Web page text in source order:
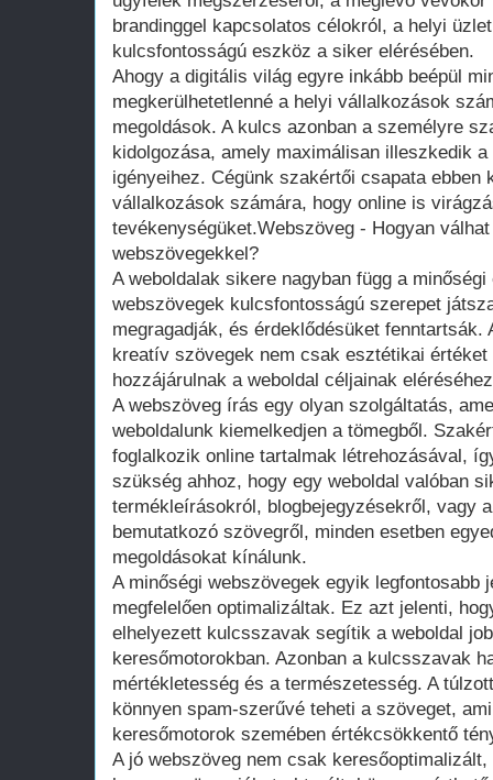
brandinggel kapcsolatos célokról, a helyi
kulcsfontosságú eszköz a siker elérésében.
Ahogy a digitális világ egyre inkább beépül
megkerülhetetlenné a helyi vállalkozások
megoldások. A kulcs azonban a személyre
kidolgozása, amely maximálisan illeszkedik
igényeihez. Cégünk szakértői csapata
vállalkozások számára, hogy online is
tevékenységüket.Webszöveg - Hogyan
webszövegekkel?
A weboldalak sikere nagyban függ a
webszövegek kulcsfontosságú szerepet
megragadják, és érdeklődésüket
kreatív szövegek nem csak esztétikai
hozzájárulnak a weboldal céljainak
A webszöveg írás egy olyan szolgáltatás,
weboldalunk kiemelkedjen a tömegből.
foglalkozik online tartalmak létrehozásával,
szükség ahhoz, hogy egy weboldal valóban
termékleírásokról, blogbejegyzésekről, vagy
bemutatkozó szövegről, minden esetben
megoldásokat kínálunk.
A minőségi webszövegek egyik legfontosabb
megfelelően optimalizáltak. Ez azt jelenti,
elhelyezett kulcsszavak segítik a weboldal
keresőmotorokban. Azonban a kulcsszavak
mértékletesség és a természetesség. A
könnyen spam-szerűvé teheti a szöveget,
keresőmotorok szemében értékcsökkentő
A jó webszöveg nem csak